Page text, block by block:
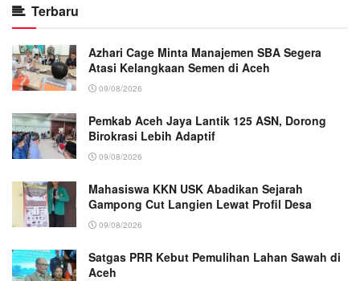
Terbaru
Azhari Cage Minta Manajemen SBA Segera
Atasi Kelangkaan Semen di Aceh
09/08/2026
Pemkab Aceh Jaya Lantik 125 ASN, Dorong
Birokrasi Lebih Adaptif
09/08/2026
Mahasiswa KKN USK Abadikan Sejarah
Gampong Cut Langien Lewat Profil Desa
09/08/2026
Satgas PRR Kebut Pemulihan Lahan Sawah di
Aceh